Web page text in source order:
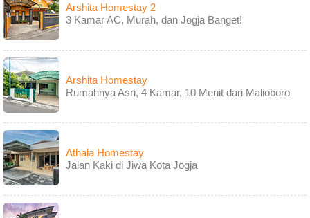
Arshita Homestay 2
3 Kamar AC, Murah, dan Jogja Banget!
Arshita Homestay
Rumahnya Asri, 4 Kamar, 10 Menit dari Malioboro
Athala Homestay
Jalan Kaki di Jiwa Kota Jogja